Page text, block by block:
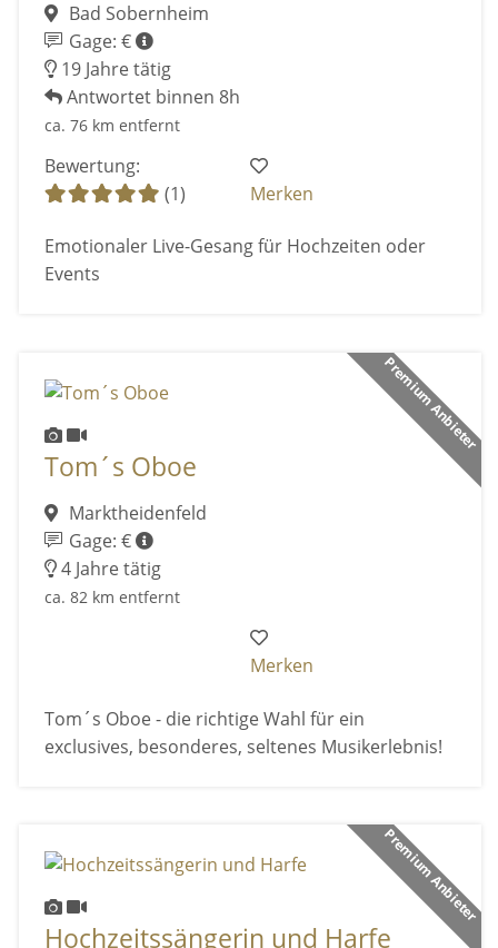
Bad Sobernheim
Gage: €
19 Jahre tätig
Antwortet binnen 8h
ca. 76 km entfernt
Bewertung:
(1)
Merken
Emotionaler Live-Gesang für Hochzeiten oder
Events
Premium Anbieter
Tom´s Oboe
Marktheidenfeld
Gage: €
4 Jahre tätig
ca. 82 km entfernt
Merken
Tom´s Oboe - die richtige Wahl für ein
exclusives, besonderes, seltenes Musikerlebnis!
Premium Anbieter
Hochzeitssängerin und Harfe